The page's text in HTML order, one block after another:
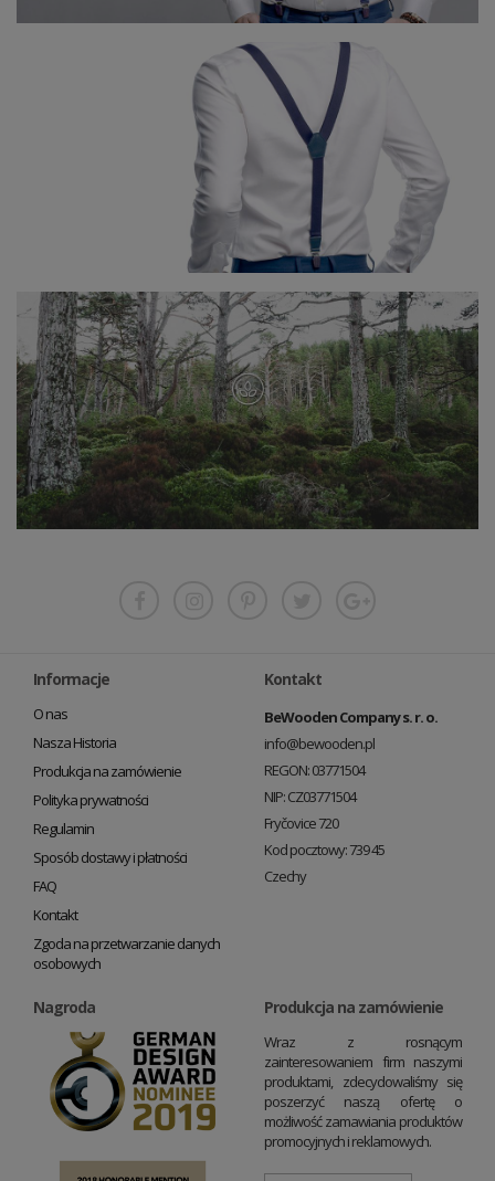
Informacje
O nas
Nasza Historia
Produkcja na zamówienie
Polityka prywatności
Regulamin
Sposób dostawy i płatności
FAQ
Kontakt
Zgoda na przetwarzanie danych
osobowych
Kontakt
BeWooden Company s. r. o.
info@bewooden.pl
REGON: 03771504
NIP: CZ03771504
Fryčovice 720
Kod pocztowy: 739 45
Czechy
Nagroda Produkcja na zamówienie
Wraz z rosnącym
zainteresowaniem firm naszymi
produktami, zdecydowaliśmy się
poszerzyć naszą ofertę o
możliwość zamawiania produktów
promocyjnych i reklamowych.